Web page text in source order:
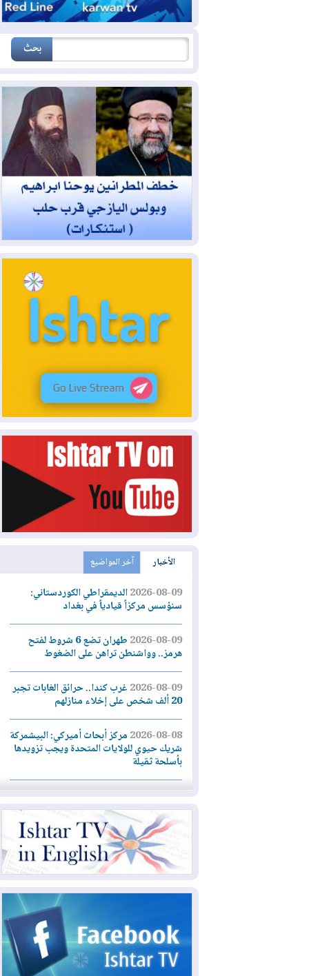
الأخبار آخر المواضيع
2026-08-09الديمقراطي الكوردستاني:
سنؤسس مركزاً قيادياً في بغداد
2026-08-09
طهران تضع 6 شروط لفتح
هرمز.. وواشنطن تراهن على الضغوط
2026-08-09غرب كندا.. حرائق الغابات تجبر
2026-08-08مركز أبحاث أميركي: البيشمركة
شريك حيوي للولايات المتحدة ويجب تزويدها
بأسلحة ثقيلة
2026-08-08الداخلية: رصد شائعات مفبركة
بالذكاء الاصطناعي ومقاطع قديمة يعاد نشرها
2026-08-08دعم أمني أمريكي بمليار دولار
لإدارة رئيس كولومبيا الجديد
2026-08-07حكومة إقليم كوردستان ترفض
قرار "دانة غاز" و"نفط الهلال" بتزويد بغداد
2026-08-07القوات المسلحة العراقية: خطة
أمنية لإجهاض هجمة محتملة على السعودية